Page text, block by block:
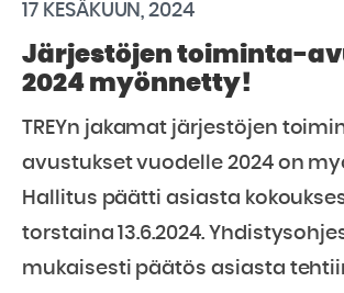
17 KESÄKUUN, 2024
Järjestöjen toiminta-
2024 myönnetty!
TREYn jakamat järjestöjen
avustukset vuodelle 2024 on
Hallitus päätti asiasta
torstaina 13.6.2024.
mukaisesti päätös asiasta